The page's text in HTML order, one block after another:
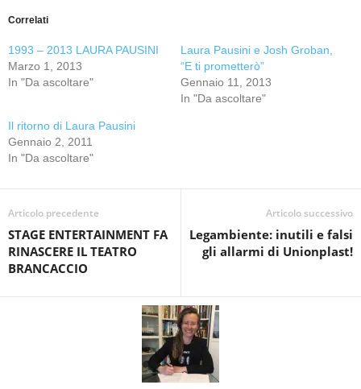
Correlati
1993 – 2013 LAURA PAUSINI
Marzo 1, 2013
In "Da ascoltare"
Laura Pausini e Josh Groban,
“E ti prometterò”
Gennaio 11, 2013
In "Da ascoltare"
Il ritorno di Laura Pausini
Gennaio 2, 2011
In "Da ascoltare"
Articolo precedente
STAGE ENTERTAINMENT FA
RINASCERE IL TEATRO
BRANCACCIO
Articolo successivo
Legambiente: inutili e falsi
gli allarmi di Unionplast!